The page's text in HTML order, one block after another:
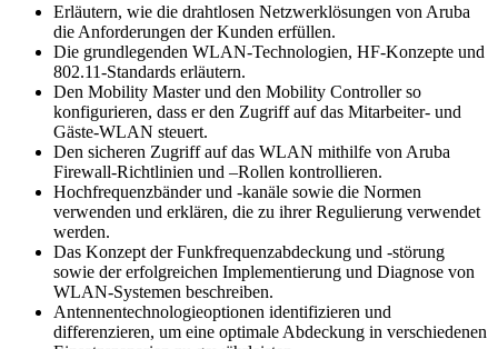
Erläutern, wie die drahtlosen Netzwerklösungen von Aruba
die Anforderungen der Kunden erfüllen.
Die grundlegenden WLAN-Technologien, HF-Konzepte und
802.11-Standards erläutern.
Den Mobility Master und den Mobility Controller so
konfigurieren, dass er den Zugriff auf das Mitarbeiter- und
Gäste-WLAN steuert.
Den sicheren Zugriff auf das WLAN mithilfe von Aruba
Firewall-Richtlinien und –Rollen kontrollieren.
Hochfrequenzbänder und -kanäle sowie die Normen
verwenden und erklären, die zu ihrer Regulierung verwendet
werden.
Das Konzept der Funkfrequenzabdeckung und -störung
sowie der erfolgreichen Implementierung und Diagnose von
WLAN-Systemen beschreiben.
Antennentechnologieoptionen identifizieren und
differenzieren, um eine optimale Abdeckung in verschiedenen